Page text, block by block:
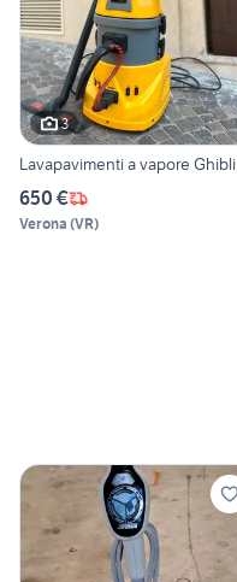
3
Lavapavimenti a vapore Ghibli
650 €
Verona (VR)